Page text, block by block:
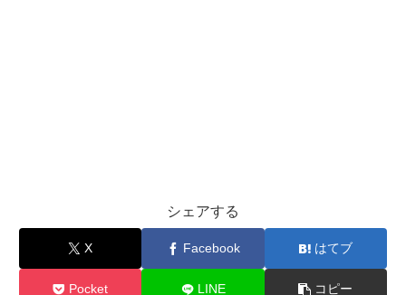
シェアする
X Facebook はてブ
Pocket LINE コピー